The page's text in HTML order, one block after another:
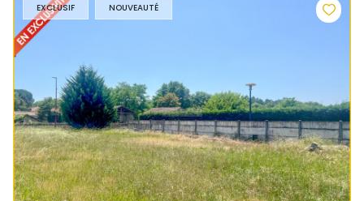
EXCLUSIF NOUVEAUTÉ